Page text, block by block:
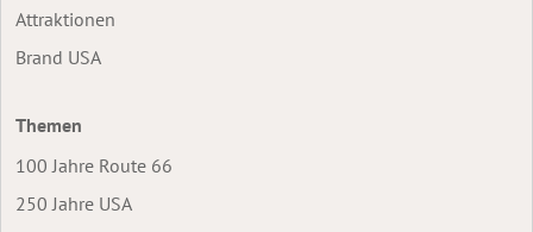
Attraktionen
Brand USA
Themen
100 Jahre Route 66
250 Jahre USA